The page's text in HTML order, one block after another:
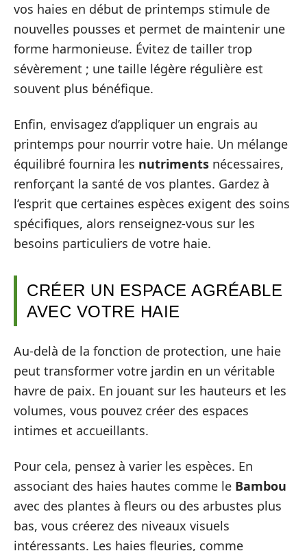
vos haies en début de printemps stimule de
nouvelles pousses et permet de maintenir une
forme harmonieuse. Évitez de tailler trop
sévèrement ; une taille légère régulière est
souvent plus bénéfique.
Enfin, envisagez d’appliquer un engrais au
printemps pour nourrir votre haie. Un mélange
équilibré fournira les nutriments nécessaires,
renforçant la santé de vos plantes. Gardez à
l’esprit que certaines espèces exigent des soins
spécifiques, alors renseignez-vous sur les
besoins particuliers de votre haie.
CRÉER UN ESPACE AGRÉABLE
AVEC VOTRE HAIE
Au-delà de la fonction de protection, une haie
peut transformer votre jardin en un véritable
havre de paix. En jouant sur les hauteurs et les
volumes, vous pouvez créer des espaces
intimes et accueillants.
Pour cela, pensez à varier les espèces. En
associant des haies hautes comme le Bambou
avec des plantes à fleurs ou des arbustes plus
bas, vous créerez des niveaux visuels
intéressants. Les haies fleuries, comme